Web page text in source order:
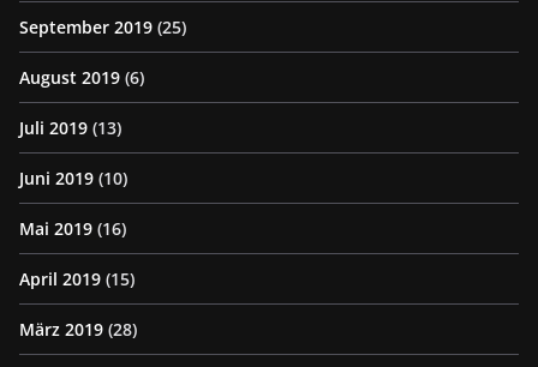
September 2019 (25)
August 2019 (6)
Juli 2019 (13)
Juni 2019 (10)
Mai 2019 (16)
April 2019 (15)
März 2019 (28)